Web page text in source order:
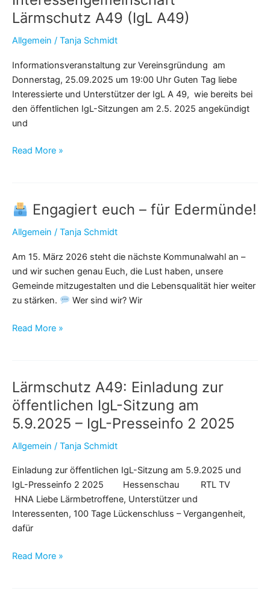
„BI
L3221
Ortsdurchfahrt
dokumentiert
die
Situation
der
Ortsdurchfahrt
Lärmschutz A49 (IgL A49)
Allgemein / Tanja Schmidt
Informationsveranstaltung zur Vereinsgründung am
Donnerstag, 25.09.2025 um 19:00 Uhr Guten Tag liebe
Interessierte und Unterstützer der IgL A 49, wie bereits bei
den öffentlichen IgL-Sitzungen am 2.5. 2025 angekündigt
und
Interessengemeinschaft
A49)
Read More »
Engagiert euch – für Edermünde!
Allgemein / Tanja Schmidt
Am 15. März 2026 steht die nächste Kommunalwahl an –
und wir suchen genau Euch, die Lust haben, unsere
Gemeinde mitzugestalten und die Lebensqualität hier weiter
zu stärken.
Wer sind wir? Wir
für
Edermünde!
Read More »
Lärmschutz A49: Einladung zur
öffentlichen IgL-Sitzung am
5.9.2025 – IgL-Presseinfo 2 2025
Allgemein / Tanja Schmidt
Einladung zur öffentlichen IgL-Sitzung am 5.9.2025 und
IgL-Presseinfo 2 2025 Hessenschau RTL TV
HNA Liebe Lärmbetroffene, Unterstützer und
Interessenten, 100 Tage Lückenschluss – Vergangenheit,
dafür
Lärmschutz
Read More »